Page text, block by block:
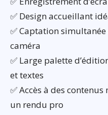
✅ Design accueillant
✅ Captation simultanée
caméra
✅ Large palette
et textes
✅ Accès à des
un rendu pro